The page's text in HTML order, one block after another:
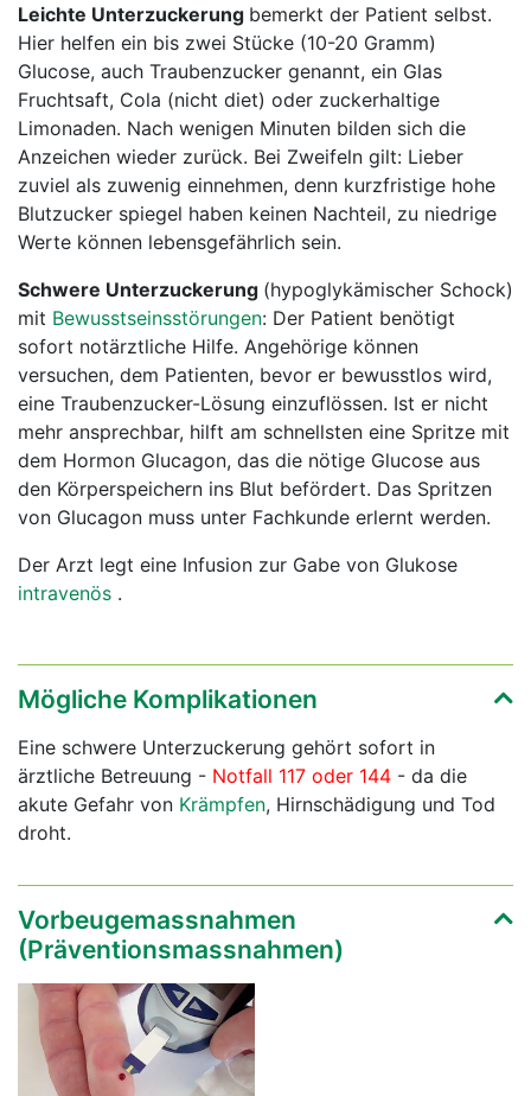
Leichte Unterzuckerung bemerkt der Patient selbst.
Hier helfen ein bis zwei Stücke (10-20 Gramm)
Glucose, auch Traubenzucker genannt, ein Glas
Fruchtsaft, Cola (nicht diet) oder zuckerhaltige
Limonaden. Nach wenigen Minuten bilden sich die
Anzeichen wieder zurück. Bei Zweifeln gilt: Lieber
zuviel als zuwenig einnehmen, denn kurzfristige hohe
Blutzucker spiegel haben keinen Nachteil, zu niedrige
Werte können lebensgefährlich sein.
Schwere Unterzuckerung (hypoglykämischer Schock)
mit Bewusstseinsstörungen: Der Patient benötigt
sofort notärztliche Hilfe. Angehörige können
versuchen, dem Patienten, bevor er bewusstlos wird,
eine Traubenzucker-Lösung einzuflössen. Ist er nicht
mehr ansprechbar, hilft am schnellsten eine Spritze mit
dem Hormon Glucagon, das die nötige Glucose aus
den Körperspeichern ins Blut befördert. Das Spritzen
von Glucagon muss unter Fachkunde erlernt werden.
Der Arzt legt eine Infusion zur Gabe von Glukose
intravenös .
Mögliche Komplikationen
Eine schwere Unterzuckerung gehört sofort in
ärztliche Betreuung - Notfall 117 oder 144 - da die
akute Gefahr von Krämpfen, Hirnschädigung und Tod
droht.
Vorbeugemassnahmen
(Präventionsmassnahmen)